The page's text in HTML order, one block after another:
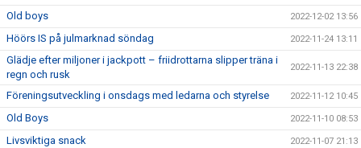
Old boys 2022-12-02 13:56
Höörs IS på julmarknad söndag 2022-11-24 13:11
Glädje efter miljoner i jackpott – friidrottarna slipper träna i
regn och rusk
2022-11-13 22:38
Föreningsutveckling i onsdags med ledarna och styrelse 2022-11-12 10:45
Old Boys 2022-11-10 08:53
Livsviktiga snack 2022-11-07 21:13